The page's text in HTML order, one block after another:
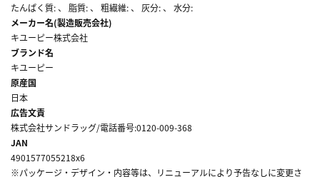
たんぱく質: 、 脂質: 、 粗繊維: 、 灰分: 、 水分:
メーカー名(製造販売会社)
キユーピー株式会社
ブランド名
キユーピー
原産国
日本
広告文責
株式会社サンドラッグ/電話番号:0120-009-368
JAN
4901577055218x6
※パッケージ・デザイン・内容等は、リニューアルにより予告なしに変更さ